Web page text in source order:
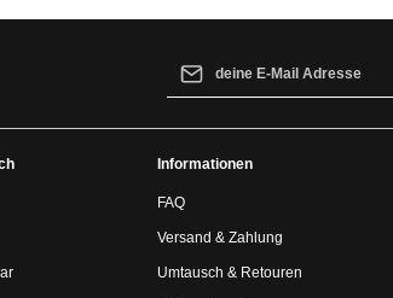
einverstanden.
Informationen
FAQ
Versand & Zahlung
Umtausch & Retouren